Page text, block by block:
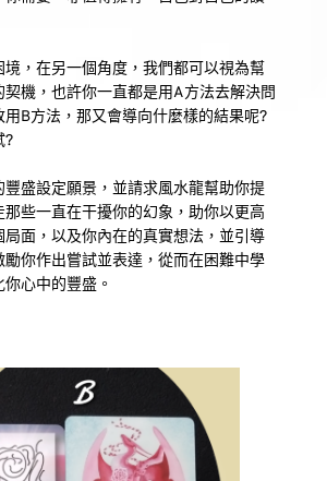
，在另一個角度，我們都可以視為幫
機，也許你一直都是用A方法去解決問
B方法，那又會導向什麼樣的結果呢?
?
盛設定願景，並請求風水龍幫助你提
些一直在干擾你的幻象，助你以更高
局面，以及你內在的真實想法，並引導
你作出嘗試並表達，從而在困難中學
心中的豐盛。